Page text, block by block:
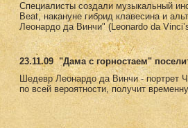
Специалисты создали музыкальный
Beat, накануне гибрид клавесина и
Леонардо да Винчи" (Leonardo da
23.11.09 "Дама с горностаем"
Шедевр Леонардо да Винчи - портрет
по всей вероятности, получит